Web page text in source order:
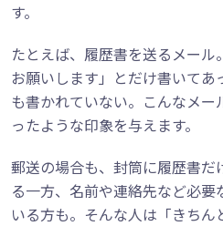
す。
たとえば、履歴書を送るメール
お願いします」とだけ書いてあ
も書かれていない。こんなメ
ったような印象を与えます。
郵送の場合も、封筒に履歴書だ
る一方、名前や連絡先など必
いる方も。そんな人は「きちん